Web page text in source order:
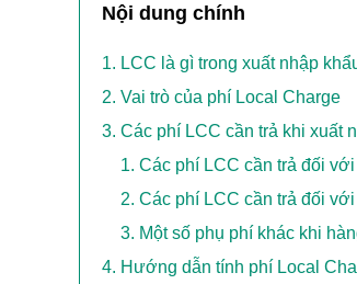
Nội dung chính
LCC là gì trong xuất nhập
Vai trò của phí Local Charge
Các phí LCC cần trả khi xuất
Các phí LCC cần trả đối
Các phí LCC cần trả đối
Một số phụ phí khác khi
Hướng dẫn tính phí Local